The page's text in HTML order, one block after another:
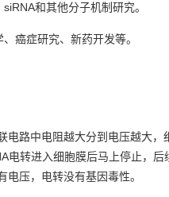
和其他分子机制研究。
癌症研究、新药开发等。
路中电阻越大分到电压越大
电转进入细胞膜后马上停止，
压，电转没有基因毒性。